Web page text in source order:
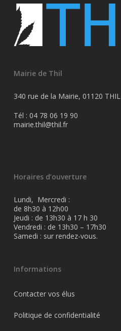
Mairie de Thil
340 rue de la Mairie, 01120 THIL
Tél : 04 78 06 19 90
mairie.thil@thil.fr
Horaires d’ouverture
Lundi, Mercredi :
de 8h30 à 12h00
Jeudi : de 13h30 à 17 h 30
Vendredi : de 13h30 – 17h30
Samedi : sur rendez-vous.
Informations
Contacter vos élus
Politique de confidentialité